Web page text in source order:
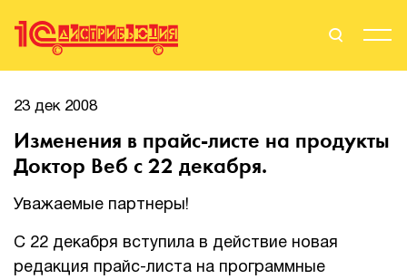
Поиск
Стать Партнером
Вендоры
23 дек 2008
Изменения в прайс-листе на продукты
Доктор Веб с 22 декабря.
Уважаемые партнеры!
С 22 декабря вступила в действие новая
редакция прайс-листа на программные